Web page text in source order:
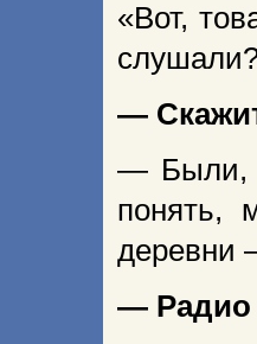
«Вот,
—
— Были,
понять,
деревни
— Радио